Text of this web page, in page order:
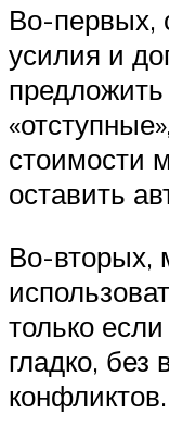
Во-первых,
усилия и
стоимости
оставить
Во-вторых,
только
гладко, без
конфликтов.